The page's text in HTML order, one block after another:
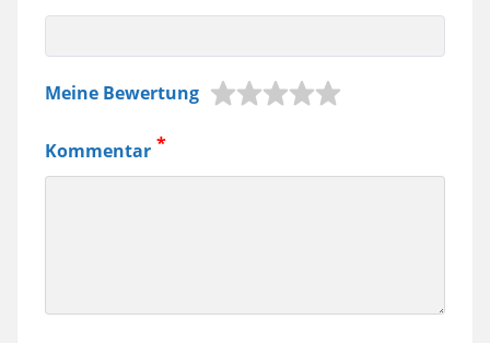
Jura
Kaffeemaschine,
Samsung
Meine Bewertung
Kommentar